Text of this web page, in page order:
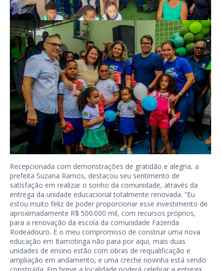
Recepcionada com demonstrações de gratidão e alegria, a
prefeita Suzana Ramos, destacou seu sentimento de
satisfação em realizar o sonho da comunidade, através da
entrega da unidade educacional totalmente renovada. “Eu
estou muito feliz de poder proporcionar esse investimento de
aproximadamente R$ 500.000 mil, com recursos próprios,
para a renovação da escola da comunidade Fazenda
Rodeadouro. E o meu compromisso de construir uma nova
educação em Itamotinga não para por aqui, mais duas
unidades de ensino estão com obras de requalificação e
ampliação em andamento, e uma creche novinha está sendo